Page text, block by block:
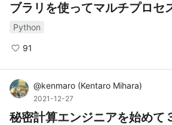
ブラリを使ってマルチプロセ
Python
91
@kenmaro (Kentaro Mihara)
2021-12-27
秘密計算エンジニアを始めて